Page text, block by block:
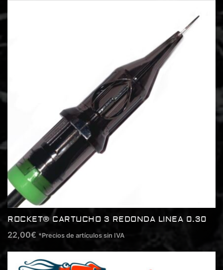
ROCKET® CARTUCHO 3 REDONDA LINEA 0.30
22,00€ *Precios de artículos sin IVA